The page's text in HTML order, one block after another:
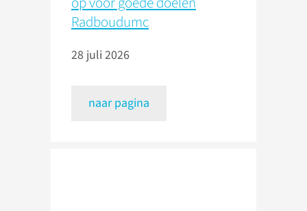
Radboudumc
28 juli 2026
naar pagina